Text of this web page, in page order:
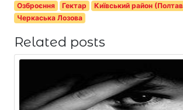
Озброєння
Гектар
Київський район
Черкаська Лозова
Related posts